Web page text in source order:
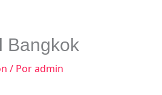
Bangkok
/ Poradmin